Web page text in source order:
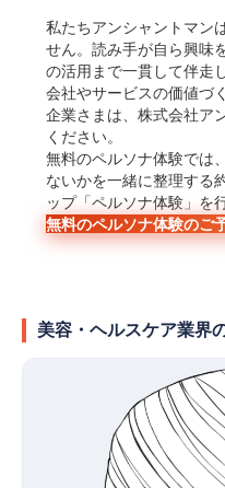
私たちアンシャントマン
せん。読み手が自ら興味
の活用まで一貫して伴走
会社やサービスの価値づ
企業さまは、株式会社ア
ください。
無料のペルソナ体験では
ないかを一緒に整理する
ップ「ペルソナ体験」を
無料のペルソナ体験のご
美容・ヘルスケア業界